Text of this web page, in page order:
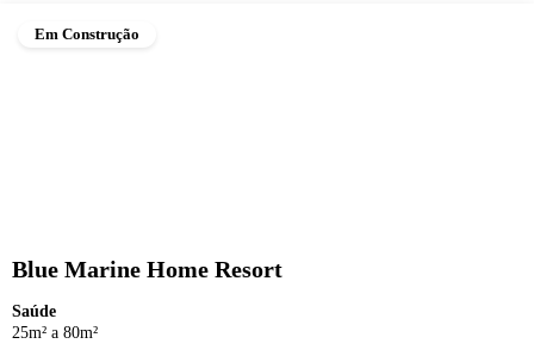
Em Construção
Blue Marine Home Resort
Saúde
25m² a 80m²